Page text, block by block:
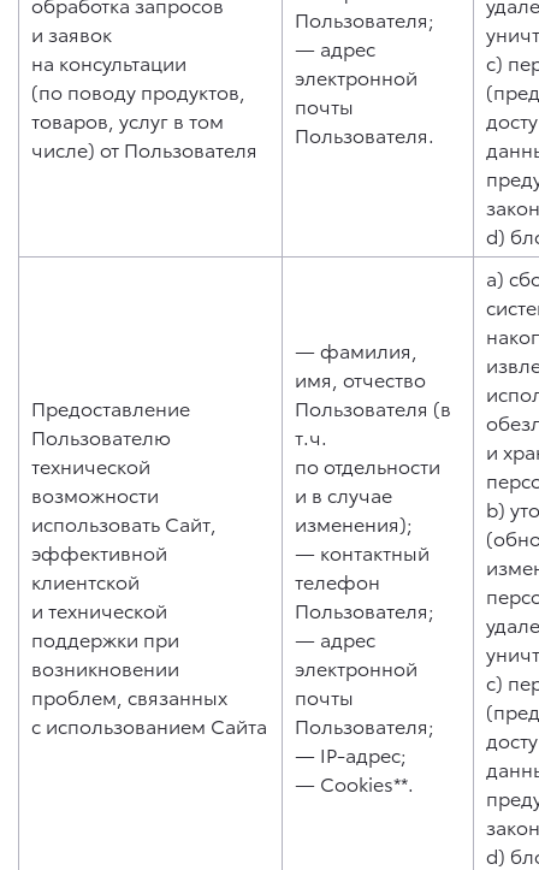
и заявок
на консультации
(по поводу продуктов,
товаров, услуг в том
числе) от Пользователя
Пользователя;
— адрес
электронной
почты
Пользователя.
c)
d)
Предоставление
Пользователю
технической
возможности
использовать Сайт,
эффективной
клиентской
и технической
поддержки при
возникновении
проблем, связанных
с использованием Сайта
— фамилия,
имя, отчество
Пользователя (в
т.ч.
по отдельности
и в случае
изменения);
— контактный
телефон
Пользователя;
— адрес
электронной
почты
Пользователя;
— IP-адрес;
— Cookies**.
a)
и
b)
c)
d)